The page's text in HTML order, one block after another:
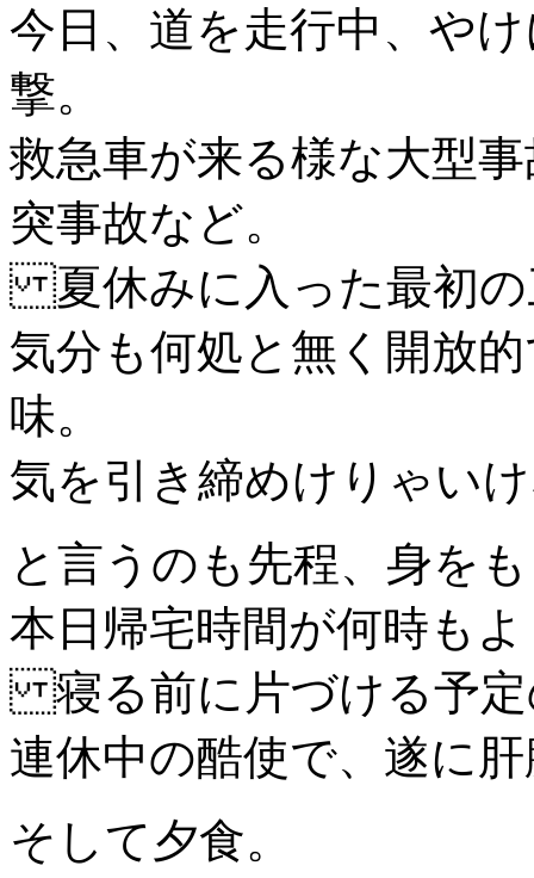
今日、道を走行中、や
撃。
救急車が来る様な大型
突事故など。
夏休みに入った最初の
気分も何処と無く開放
味。
気を引き締めけりゃい
と言うのも先程、身を
本日帰宅時間が何時も
寝る前に片づける予定
連休中の酷使で、遂に
そして夕食。